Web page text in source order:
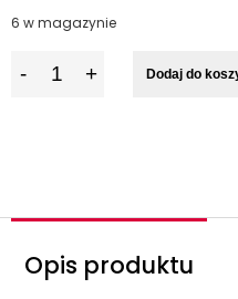
6 w magazynie
Dodaj do
Opis produktu